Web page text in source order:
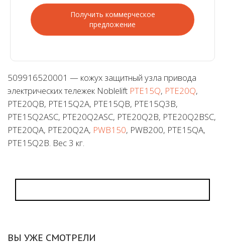
Получить коммерческое
предложение
509916520001 — кожух защитный узла привода
электрических тележек Noblelift PTE15Q, PTE20Q,
PTE20QB, PTE15Q2A, PTE15QB, PTE15Q3B,
PTE15Q2ASC, PTE20Q2ASC, PTE20Q2B, PTE20Q2BSC,
PTE20QA, PTE20Q2A, PWB150, PWB200, PTE15QA,
PTE15Q2B. Вес 3 кг.
ВЫ УЖЕ СМОТРЕЛИ